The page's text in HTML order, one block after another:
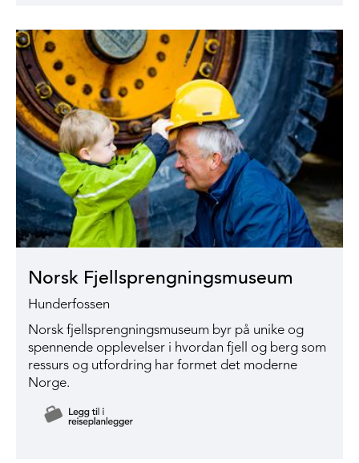
Norsk Fjellsprengningsmuseum
Hunderfossen
Norsk fjellsprengningsmuseum byr på unike og
spennende opplevelser i hvordan fjell og berg som
ressurs og utfordring har formet det moderne
Norge.